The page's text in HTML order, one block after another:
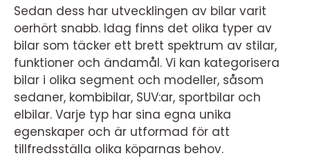
Sedan dess har utvecklingen av bilar varit
oerhört snabb. Idag finns det olika typer av
bilar som täcker ett brett spektrum av stilar,
funktioner och ändamål. Vi kan kategorisera
bilar i olika segment och modeller, såsom
sedaner, kombibilar, SUV:ar, sportbilar och
elbilar. Varje typ har sina egna unika
egenskaper och är utformad för att
tillfredsställa olika köparnas behov.